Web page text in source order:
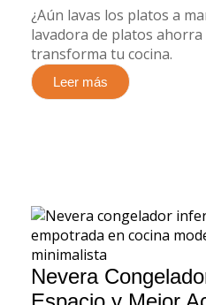
¿Aún lavas los platos a
lavadora de platos
transforma tu cocina.
Leer más
Nevera